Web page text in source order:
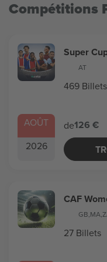
Compétitions
AOÛT
2026
Super
AT
469 Billets
de126 €
CAF
GB,MA,
27 Billets